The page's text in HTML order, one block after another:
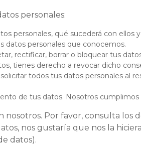
personales:
personales, qué sucederá con ellos
datos personales que conocemos.
rectificar, borrar o bloquear tus
tienes derecho a revocar dicho
todos tus datos personales al
de tus datos. Nosotros
nosotros. Por favor, consulta
nos gustaría que nos la
datos).